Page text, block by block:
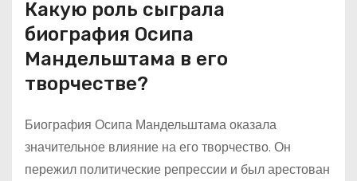
Какую роль сыграла
биография Осипа
Мандельштама в его
творчестве?
Биография Осипа Мандельштама оказала
значительное влияние на его творчество. Он
пережил политические репрессии и был арестован